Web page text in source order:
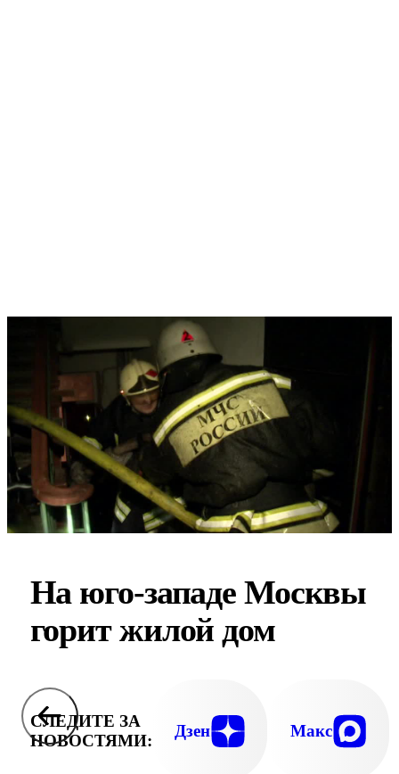
На юго-западе Москвы
горит жилой дом
СЛЕДИТЕ ЗА
НОВОСТЯМИ:
Дзен Макс